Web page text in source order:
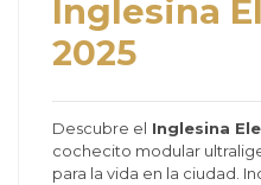
Inglesina
2025
Descubre el Inglesina
cochecito modular
para la vida en la ciudad.